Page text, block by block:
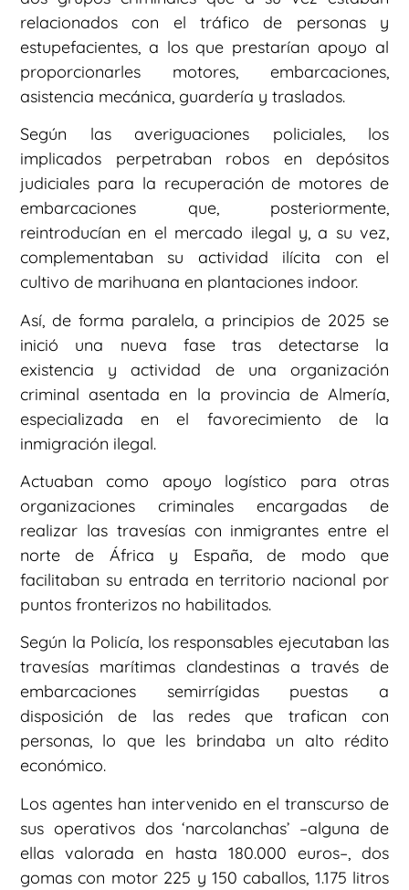
relacionados con el tráfico de personas y
estupefacientes, a los que prestarían apoyo al
proporcionarles motores, embarcaciones,
asistencia mecánica, guardería y traslados.
Según las averiguaciones policiales, los
implicados perpetraban robos en depósitos
judiciales para la recuperación de motores de
embarcaciones que, posteriormente,
reintroducían en el mercado ilegal y, a su vez,
complementaban su actividad ilícita con el
cultivo de marihuana en plantaciones indoor.
Así, de forma paralela, a principios de 2025 se
inició una nueva fase tras detectarse la
existencia y actividad de una organización
criminal asentada en la provincia de Almería,
especializada en el favorecimiento de la
inmigración ilegal.
Actuaban como apoyo logístico para otras
organizaciones criminales encargadas de
realizar las travesías con inmigrantes entre el
norte de África y España, de modo que
facilitaban su entrada en territorio nacional por
puntos fronterizos no habilitados.
Según la Policía, los responsables ejecutaban las
travesías marítimas clandestinas a través de
embarcaciones semirrígidas puestas a
disposición de las redes que trafican con
personas, lo que les brindaba un alto rédito
económico.
Los agentes han intervenido en el transcurso de
sus operativos dos ‘narcolanchas’ –alguna de
ellas valorada en hasta 180.000 euros–, dos
gomas con motor 225 y 150 caballos, 1.175 litros